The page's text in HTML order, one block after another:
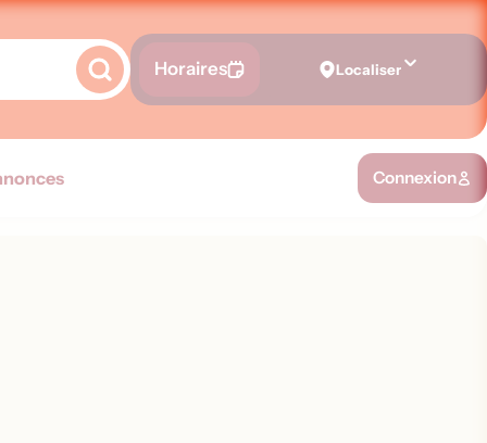
Horaires Localiser
Connexion